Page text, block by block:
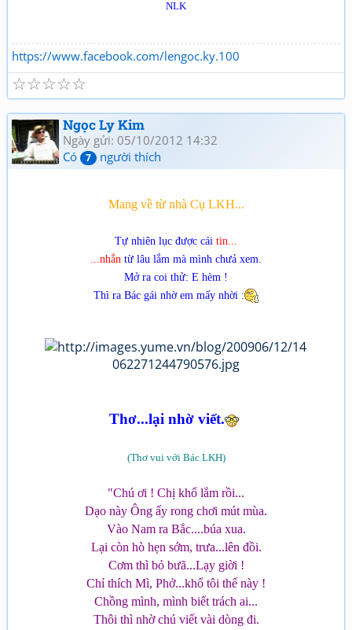
NLK
https://www.facebook.com/lengoc.ky.100
☆
☆
☆
☆
☆
Ngọc Ly Kim
Ngày gửi: 05/10/2012 14:32
Có
7 người thích
Mang về từ nhà Cụ LKH...
Tự nhiên lục được cái tin...
...nhắn từ lâu lắm mà mình chưả xem.
Mở ra coi thử: E hèm !
Thì ra Bác gái nhờ em mấy nhời :
Thơ...lại nhờ viết.
(Thơ vui với Bác LKH)
"Chú ơi ! Chị khổ lắm rồi...
Dạo này Ông ấy rong chơi mút mùa.
Vào Nam ra Bắc....búa xua.
Lại còn hò hẹn sớm, trưa...lên đồi.
Cơm thì bỏ bưã...Lạy giời !
Chỉ thích Mì, Phở...khổ tôi thế này !
Chồng mình, mình biết trách ai...
Thôi thì nhờ chú viết vài dòng đi.